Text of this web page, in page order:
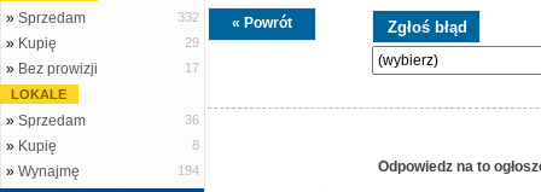
» Sprzedam 332
» Kupię 29
» Bez prowizji
17
LOKALE
» Sprzedam 36
» Kupię 8
» Wynajmę 194
« Powrót
Odpowiedz na to